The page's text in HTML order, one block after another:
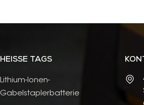
HEISSE TAGS
Lithium-Ionen-
Gabelstaplerbatterie